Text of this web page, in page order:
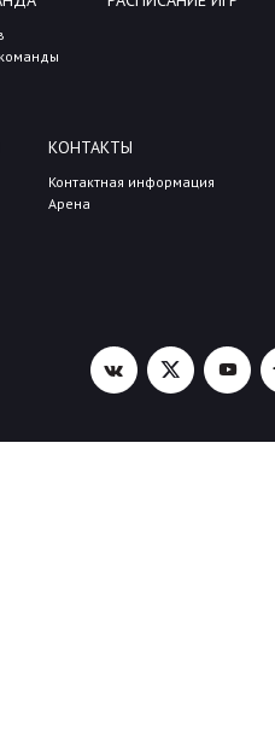
КОНТАКТЫ
Контактная информация
Арена